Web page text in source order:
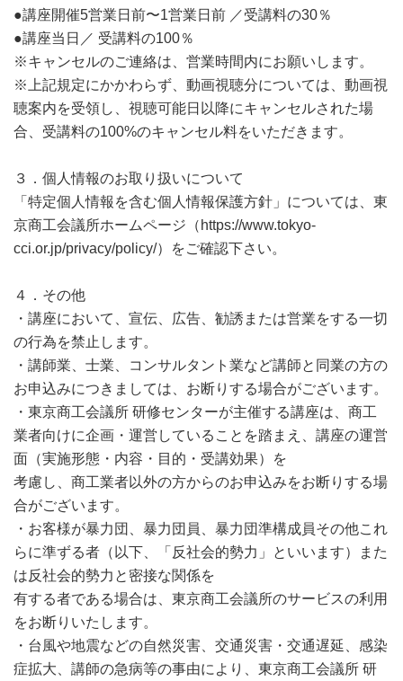
●講座開催5営業日前〜1営業日前 ／受講料の30％
●講座当日／ 受講料の100％
※キャンセルのご連絡は、営業時間内にお願いします。
※上記規定にかかわらず、動画視聴分については、動画視
聴案内を受領し、視聴可能日以降にキャンセルされた場
合、受講料の100%のキャンセル料をいただきます。
３．個人情報のお取り扱いについて
「特定個人情報を含む個人情報保護方針」については、東
京商工会議所ホームページ（https://www.tokyo-
cci.or.jp/privacy/policy/）をご確認下さい。
４．その他
・講座において、宣伝、広告、勧誘または営業をする一切
の行為を禁止します。
・講師業、士業、コンサルタント業など講師と同業の方の
お申込みにつきましては、お断りする場合がございます。
・東京商工会議所 研修センターが主催する講座は、商工
業者向けに企画・運営していることを踏まえ、講座の運営
面（実施形態・内容・目的・受講効果）を
考慮し、商工業者以外の方からのお申込みをお断りする場
合がございます。
・お客様が暴力団、暴力団員、暴力団準構成員その他これ
らに準ずる者（以下、「反社会的勢力」といいます）また
は反社会的勢力と密接な関係を
有する者である場合は、東京商工会議所のサービスの利用
をお断りいたします。
・台風や地震などの自然災害、交通災害・交通遅延、感染
症拡大、講師の急病等の事由により、東京商工会議所 研